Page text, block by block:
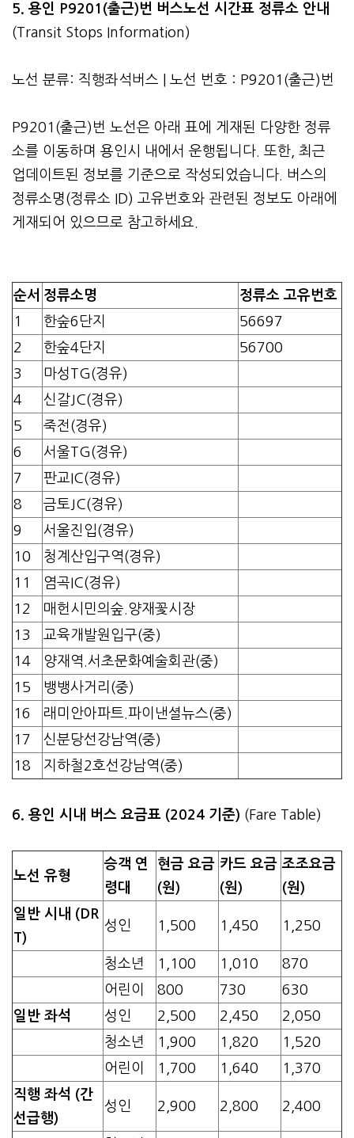
5. 용인 P9201(출근)번 버스노선 시간표 정류소 안내
(Transit Stops Information)
노선 분류: 직행좌석버스 | 노선 번호 : P9201(출근)번
P9201(출근)번 노선은 아래 표에 게재된 다양한 정류
소를 이동하며 용인시 내에서 운행됩니다. 또한, 최근
업데이트된 정보를 기준으로 작성되었습니다. 버스의
정류소명(정류소 ID) 고유번호와 관련된 정보도 아래에
게재되어 있으므로 참고하세요.
순서 정류소명
정류소 고유번호
1
한숲6단지
56697
2
한숲4단지
56700
3
마성TG(경유)
4
신갈JC(경유)
5
죽전(경유)
6
서울TG(경유)
7
판교IC(경유)
8
금토JC(경유)
9
서울진입(경유)
10
청계산입구역(경유)
11
염곡IC(경유)
12
매헌시민의숲.양재꽃시장
13
교육개발원입구(중)
14
양재역.서초문화예술회관(중)
15
뱅뱅사거리(중)
16
래미안아파트.파이낸셜뉴스(중)
17
신분당선강남역(중)
18
지하철2호선강남역(중)
6. 용인 시내 버스 요금표 (2024 기준) (Fare Table)
노선 유형
승객 연
령대
현금 요금
(원)
카드 요금
(원)
조조요금
(원)
일반 시내 (DR
T)
성인 1,500 1,450 1,250
청소년 1,100 1,010
870
어린이
800 730
630
일반 좌석
성인 2,500 2,450
2,050
청소년
1,900 1,820
1,520
어린이
1,700 1,640
1,370
직행 좌석 (간
선급행)
성인 2,900 2,800 2,400